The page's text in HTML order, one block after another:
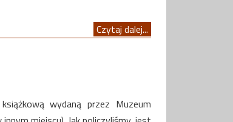
Czytaj dalej...
wydaną przez Muzeum